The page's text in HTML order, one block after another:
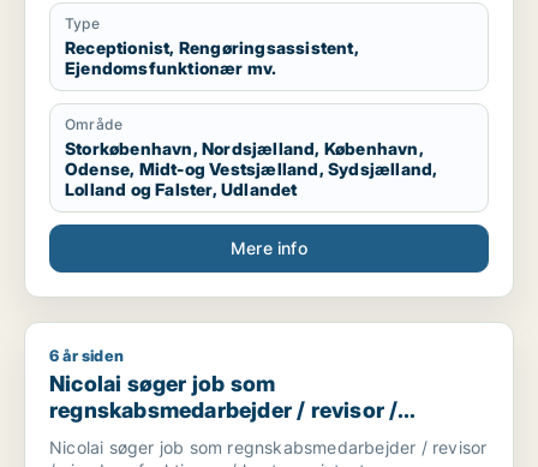
Type
Receptionist, Rengøringsassistent,
Ejendomsfunktionær mv.
Område
Storkøbenhavn, Nordsjælland, København,
Odense, Midt-og Vestsjælland, Sydsjælland,
Lolland og Falster, Udlandet
Mere info
Nicolai søger job som regnskabsmedarbejder / revisor /
6 år siden
Nicolai søger job som
regnskabsmedarbejder / revisor /
ejendomsfunktionær / kontorassistent
Nicolai søger job som regnskabsmedarbejder / revisor